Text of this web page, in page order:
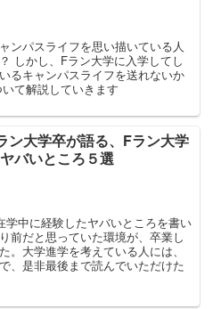
ンパスライフを思い描いている人
しかし、Fラン大学に入学してし
るキャンパスライフを送れないか
て解説していきます
ン大学卒が語る、Fラン大学
バいところ５選
学中に経験したヤバいところを書い
前だと思っていた環境が、卒業し
。大学進学を考えている人には、
、是非最後まで読んでいただけた